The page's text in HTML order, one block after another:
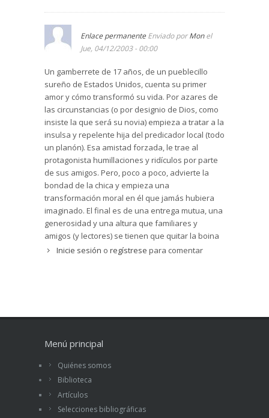
sentimentaloide. Nos cuenta una historia de
amor y dolor en la que uno rie y llora, como nos
advierte el protagonista desde la introducción.
Enlace permanente Enviado porMonel
Jue, 04/12/2003 - 00:00
Un gamberrete de 17 años, de un pueblecillo
sureño de Estados Unidos, cuenta su primer
amor y cómo transformó su vida. Por azares de
las circunstancias (o por designio de Dios, como
insiste la que será su novia) empieza a tratar a la
insulsa y repelente hija del predicador local (todo
un planón). Esa amistad forzada, le trae al
protagonista humillaciones y ridículos por parte
de sus amigos. Pero, poco a poco, advierte la
bondad de la chica y empieza una
transformación moral en él que jamás hubiera
imaginado. El final es de una entrega mutua, una
generosidad y una altura que familiares y
amigos (y lectores) se tienen que quitar la boina
ante estos dos campeones del amor.
Inicie sesión o regístrese para comentar
Menú principal
Quiénes somos
Biblioteca
Artículos
Selecciones bibliográficas